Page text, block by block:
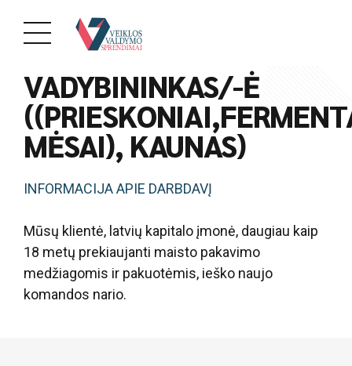
PAREIGOS
VADYBININKAS/-Ė
MĖSAI), KAUNAS)
INFORMACIJA APIE DARBDAVĮ
Mūsų klientė, latvių kapitalo įmonė, daugiau kaip
18 metų prekiaujanti maisto pakavimo
medžiagomis ir pakuotėmis, ieško naujo
komandos nario.